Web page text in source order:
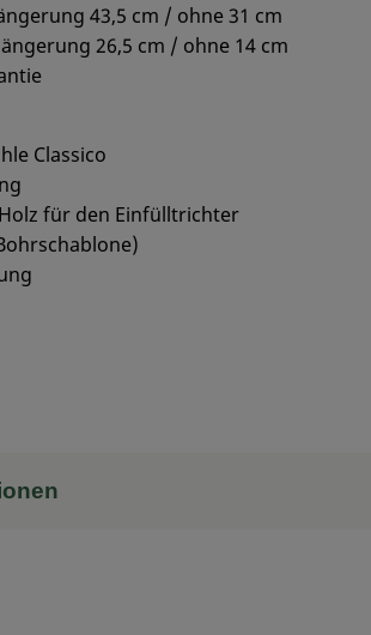
43,5 cm / ohne 31 cm
26,5 cm / ohne 14 cm
Classico
für den Einfülltrichter